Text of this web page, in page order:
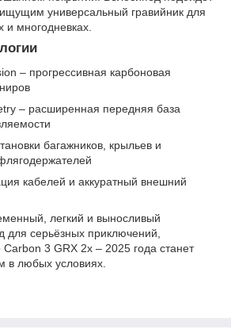
универсальный гравийник для
и многодневках.
– прогрессивная карбоновая
– расширенная передняя база
багажников, крыльев и
кабелей и аккуратный внешний
легкий и выносливый
для серьёзных приключений,
3 GRX 2x – 2025 года станет
в любых условиях.